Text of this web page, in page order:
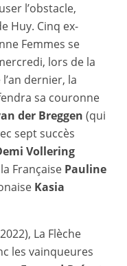
l’obstacle,
Huy. Cinq ex-
Femmes se
lors de la
dernier, la
sa couronne
der Breggen (qui
sept succès
Vollering
Française Pauline
Kasia
La Flèche
les vainqueures